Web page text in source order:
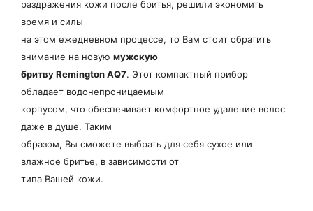
раздражения кожи после бритья, решили экономить
время и силы
на этом ежедневном процессе, то Вам стоит обратить
внимание на новую мужскую
бритву Remington AQ7. Этот компактный прибор
обладает водонепроницаемым
корпусом, что обеспечивает комфортное удаление волос
даже в душе. Таким
образом, Вы сможете выбрать для себя сухое или
влажное бритье, в зависимости от
типа Вашей кожи.